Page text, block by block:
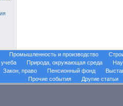
Промышленность и производство
Природа, окружающая среда
Закон, право Пенсионный фонд
Прочие события
Другие статьи